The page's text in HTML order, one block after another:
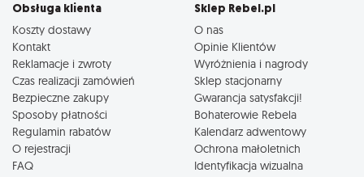
Obsługa klienta
Koszty dostawy
Kontakt
Reklamacje i zwroty
Czas realizacji zamówień
Bezpieczne zakupy
Sposoby płatności
Regulamin rabatów
O rejestracji
FAQ
Sklep Rebel.pl
O nas
Opinie Klientów
Wyróżnienia i nagrody
Sklep stacjonarny
Gwarancja satysfakcji!
Bohaterowie Rebela
Kalendarz adwentowy
Ochrona małoletnich
Identyfikacja wizualna